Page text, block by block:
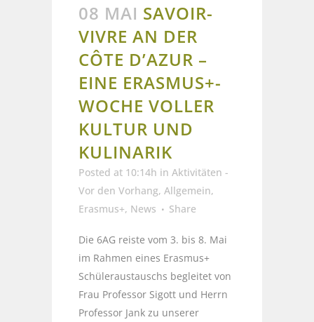
08 MAI SAVOIR-
VIVRE AN DER
CÔTE D’AZUR –
EINE ERASMUS+-
WOCHE VOLLER
KULTUR UND
KULINARIK
Posted at 10:14h in Aktivitäten -
Vor den Vorhang, Allgemein,
Erasmus+, News Share
Die 6AG reiste vom 3. bis 8. Mai
im Rahmen eines Erasmus+
Schüleraustauschs begleitet von
Frau Professor Sigott und Herrn
Professor Jank zu unserer